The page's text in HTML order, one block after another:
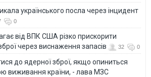
українського посла через інцидент
0
від ВПК США різко прискорити
через виснаження запасів
32 0
до ядерної зброї, якщо опиниться
виживання країни, - лава МЗС